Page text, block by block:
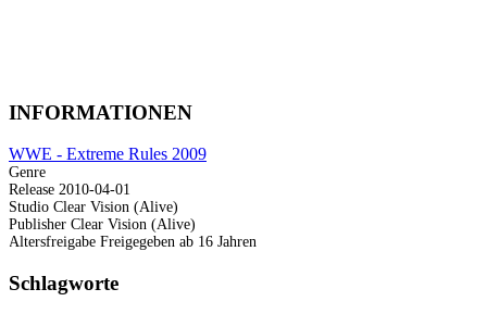
INFORMATIONEN
WWE - Extreme Rules 2009
Genre
Release 2010-04-01
Studio Clear Vision (Alive)
Publisher Clear Vision (Alive)
Altersfreigabe Freigegeben ab 16 Jahren
Schlagworte